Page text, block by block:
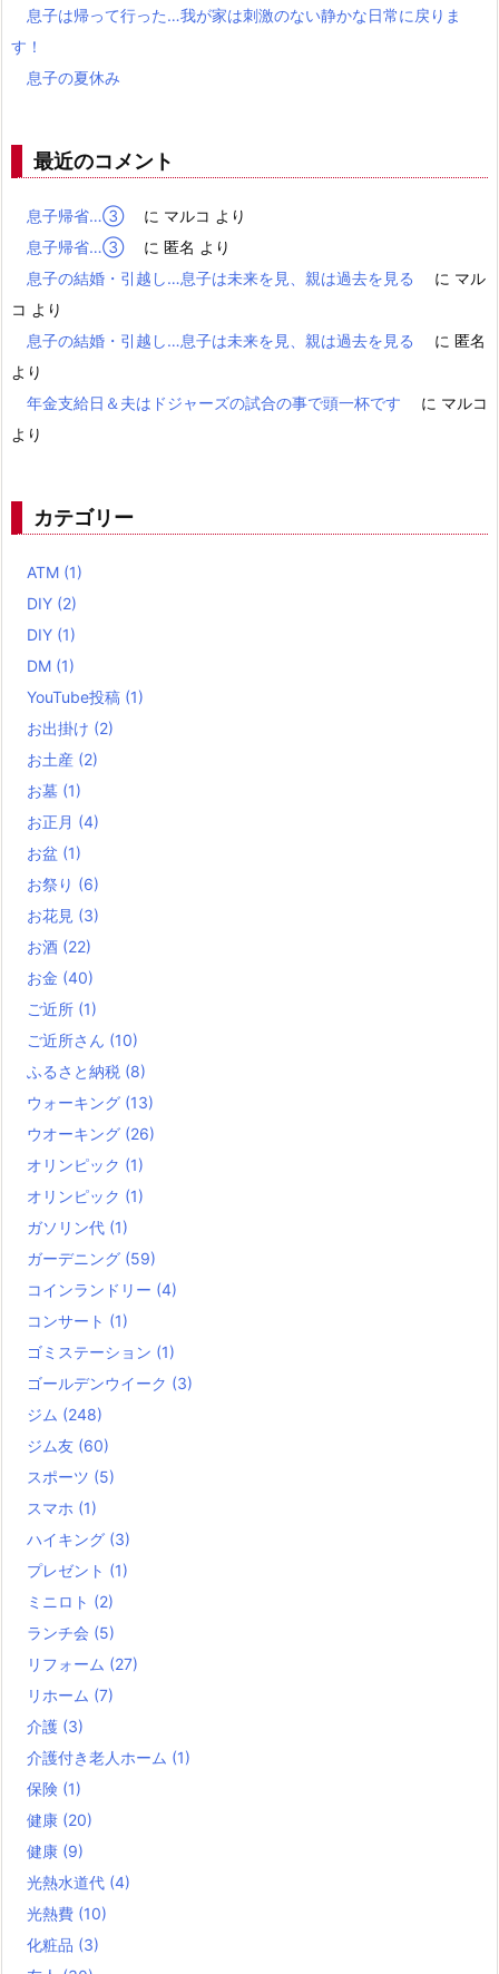
息子は帰って行った…我が家は刺激のない静かな日常に戻りま
す！
息子の夏休み
最近のコメント
息子帰省…③ に マルコ より
息子帰省…③
に 匿名 より
息子の結婚・引越し…息子は未来を見、親は過去を見る
に マル
コ より
息子の結婚・引越し…息子は未来を見、親は過去を見る
に 匿名
より
年金支給日＆夫はドジャーズの試合の事で頭一杯です
に マルコ
より
カテゴリー
ATM (1)
DIY (2)
DIY (1)
DM (1)
YouTube投稿 (1)
お出掛け (2)
お土産 (2)
お墓 (1)
お正月 (4)
お盆 (1)
お祭り (6)
お花見 (3)
お酒 (22)
お金 (40)
ご近所 (1)
ご近所さん (10)
ふるさと納税 (8)
ウォーキング (13)
ウオーキング (26)
オリンピック (1)
オリンピック (1)
ガソリン代 (1)
ガーデニング (59)
コインランドリー (4)
コンサート (1)
ゴミステーション (1)
ゴールデンウイーク (3)
ジム (248)
ジム友 (60)
スポーツ (5)
スマホ (1)
ハイキング (3)
プレゼント (1)
ミニロト (2)
ランチ会 (5)
リフォーム (27)
リホーム (7)
介護 (3)
介護付き老人ホーム (1)
保険 (1)
健康 (20)
健康 (9)
光熱水道代 (4)
光熱費 (10)
化粧品 (3)